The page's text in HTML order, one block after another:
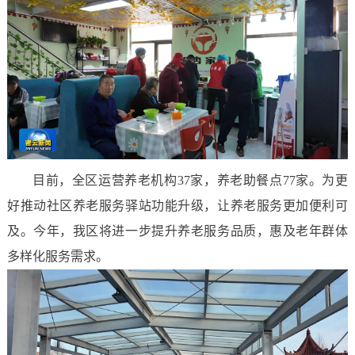
目前，全区运营养老机构37家，养老助餐点77家。为更
好推动社区养老服务驿站功能升级，让养老服务更加便利可
及。今年，我区将进一步提升养老服务品质，惠及老年群体
多样化服务需求。